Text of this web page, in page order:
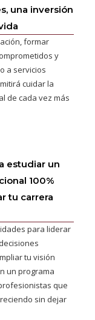
una inversión
formar
y
a servicios
cuidar la
de cada vez más
estudiar un
100%
tu carrera
para liderar
tu visión
un programa
que
sin dejar